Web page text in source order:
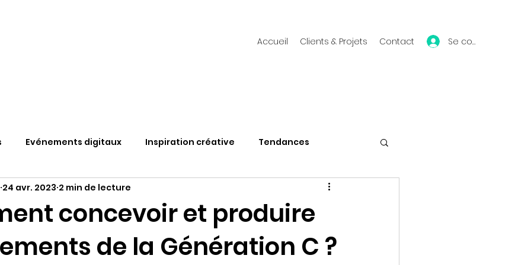
Accueil Clients & Projets Contact Se connecter
Evénements digitaux Inspiration créative Tendances
Web3 Découvertes & Solutions
Métaverse et évènement L'hybride en questions Mes conférences
concevoir et produire
de la Génération C ?
24 avr. 2023 2 min de lecture